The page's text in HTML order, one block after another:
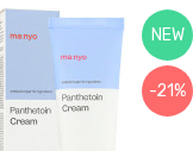
NEW
-21%